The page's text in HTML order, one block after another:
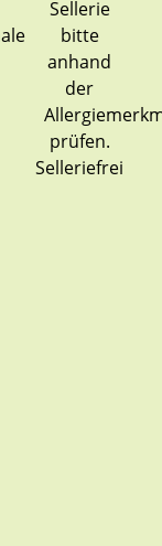
Selleriefrei